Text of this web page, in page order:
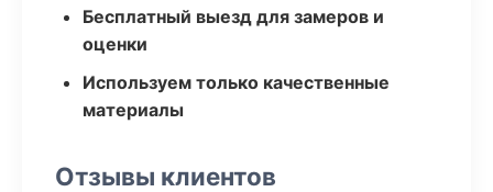
Бесплатный выезд для замеров и
оценки
Используем только качественные
материалы
Отзывы клиентов